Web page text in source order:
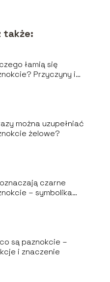
także:
łamią się
Przyczyny i
można uzupełniać
żelowe?
czarne
– symbolika
są paznokcie –
i znaczenie